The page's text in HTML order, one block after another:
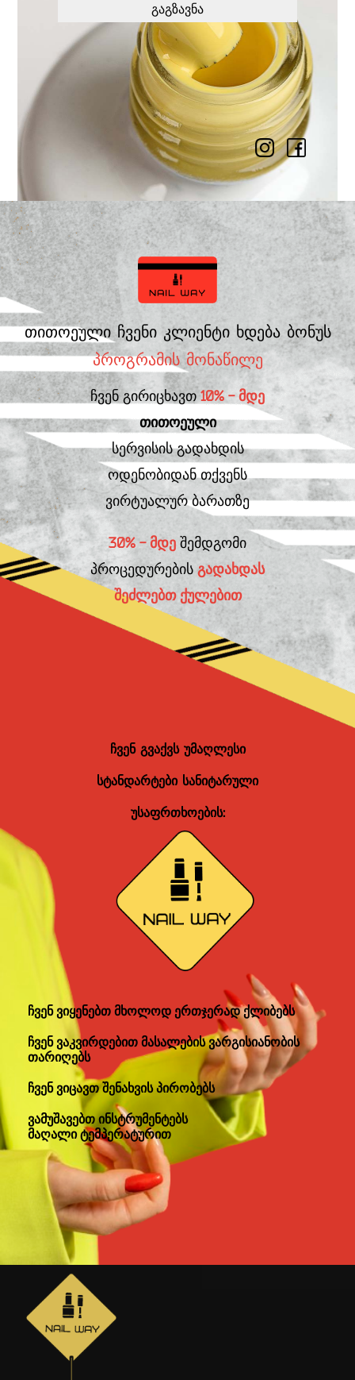
გაგზავნა
თითოეული ჩვენი კლიენტი ხდება ბონუს
პროგრამის მონაწილე
ჩვენ გირიცხავთ 10% - მდე
თითოეული
სერვისის გადახდის
ოდენობიდან თქვენს
ვირტუალურ ბარათზე
30% - მდე შემდგომი
პროცედურების გადახდას
შეძლებთ ქულებით
ჩვენ გვაქვს უმაღლესი
სტანდარტები სანიტარული
უსაფრთხოების:
ჩვენ ვიყენებთ მხოლოდ ერთჯერად ქლიბებს
ჩვენ ვაკვირდებით მასალების ვარგისიანობის
თარიღებს
ჩვენ ვიცავთ შენახვის პირობებს
ვამუშავებთ ინსტრუმენტებს
მაღალი ტემპერატურით